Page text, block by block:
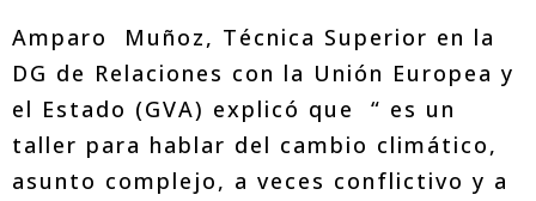
Amparo Muñoz, Técnica Superior en la
DG de Relaciones con la Unión Europea y
el Estado (GVA) explicó que “ es un
taller para hablar del cambio climático,
asunto complejo, a veces conflictivo y a